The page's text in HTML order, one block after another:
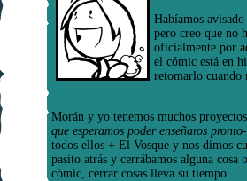
Habíamos
pero creo que no
oficialmente por
el cómic está en
retomarlo cuando
Morán y yo tenemos muchos proyectos
que esperamos poder enseñaros pronto-
todos ellos + El Vosque y nos dimos
pasito atrás y cerrábamos alguna cosa
cómic, cerrar cosas lleva su tiempo.